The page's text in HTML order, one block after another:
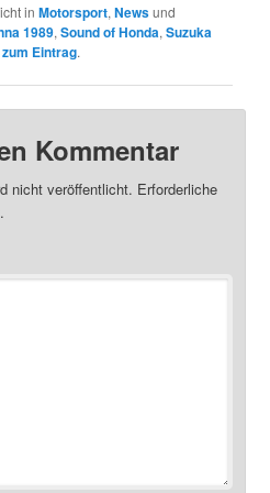
inMotorsport,Newsund
1989,Sound of Honda,Suzuka
Eintrag.
Kommentar
nicht veröffentlicht. Erforderliche